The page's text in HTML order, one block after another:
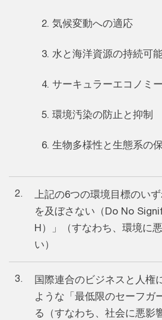
気候変動への適応
水と海洋資源の持続可
サーキュラーエコノミ
環境汚染の防止と抑制
生物多様性と生態系の
2.
上記の6つの環境目標のい
を及ぼさない（Do No
H）」（すなわち、環境に
い）
3.
国際連合のビジネスと人権
ような「最低限のセーフガ
る（すなわち、社会に悪影